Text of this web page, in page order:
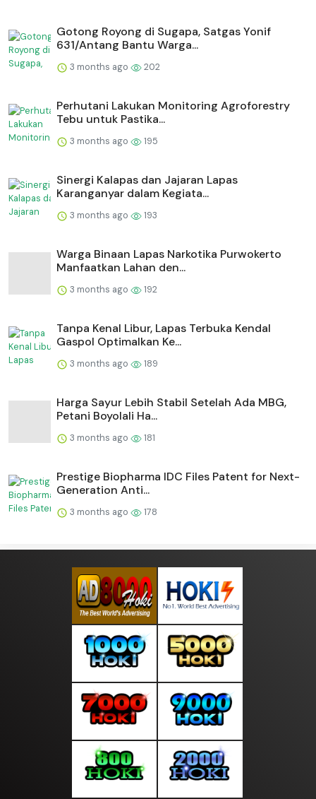
Gotong Royong di Sugapa, Satgas Yonif
631/Antang Bantu Warga...
3 months ago 202
Perhutani Lakukan Monitoring Agroforestry
Tebu untuk Pastika...
3 months ago 195
⁠Sinergi Kalapas dan Jajaran Lapas
Karanganyar dalam Kegiata...
3 months ago 193
Warga Binaan Lapas Narkotika Purwokerto
Manfaatkan Lahan den...
3 months ago 192
Tanpa Kenal Libur, Lapas Terbuka Kendal
Gaspol Optimalkan Ke...
3 months ago 189
Harga Sayur Lebih Stabil Setelah Ada MBG,
Petani Boyolali Ha...
3 months ago 181
Prestige Biopharma IDC Files Patent for Next-
Generation Anti...
3 months ago 178